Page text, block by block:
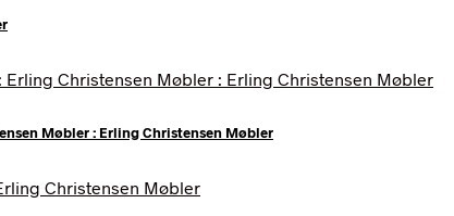
Møbler : Erling Christensen Møbler